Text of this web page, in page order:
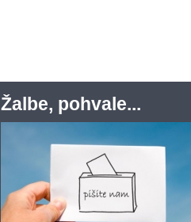
Žalbe, pohvale...